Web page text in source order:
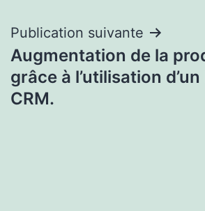
Publication suivante
Augmentation de la
grâce à l’utilisation
CRM.